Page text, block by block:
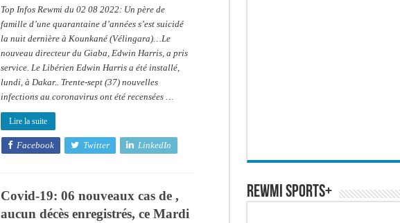
du
02
08
Top Infos Rewmi du 02 08 2022: Un père de
famille d’une quarantaine d’années s’est suicidé
la nuit dernière à Kounkané (Vélingara)…Le
nouveau directeur du Giaba, Edwin Harris, a pris
service. Le Libérien Edwin Harris a été installé,
lundi, à Dakar.. Trente-sept (37) nouvelles
infections au coronavirus ont été recensées …
Lire la suite
Facebook Twitter LinkedIn
Covid-19: 06 nouveaux cas de ,
aucun décès enregistrés, ce Mardi
REWMI SPORTS+